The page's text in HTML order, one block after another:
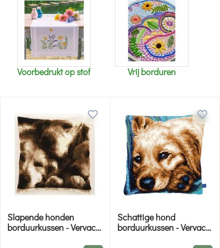
Voorbedrukt op stof Vrij borduren
Slapende honden
borduurkussen - Vervaco
Schattige hond
borduurkussen - Vervaco